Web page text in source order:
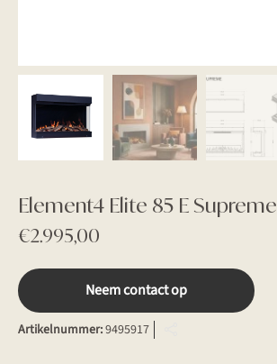
Element4 Elite 85 E Supreme
€2.995,00
Neem contact op
Artikelnummer:9495917